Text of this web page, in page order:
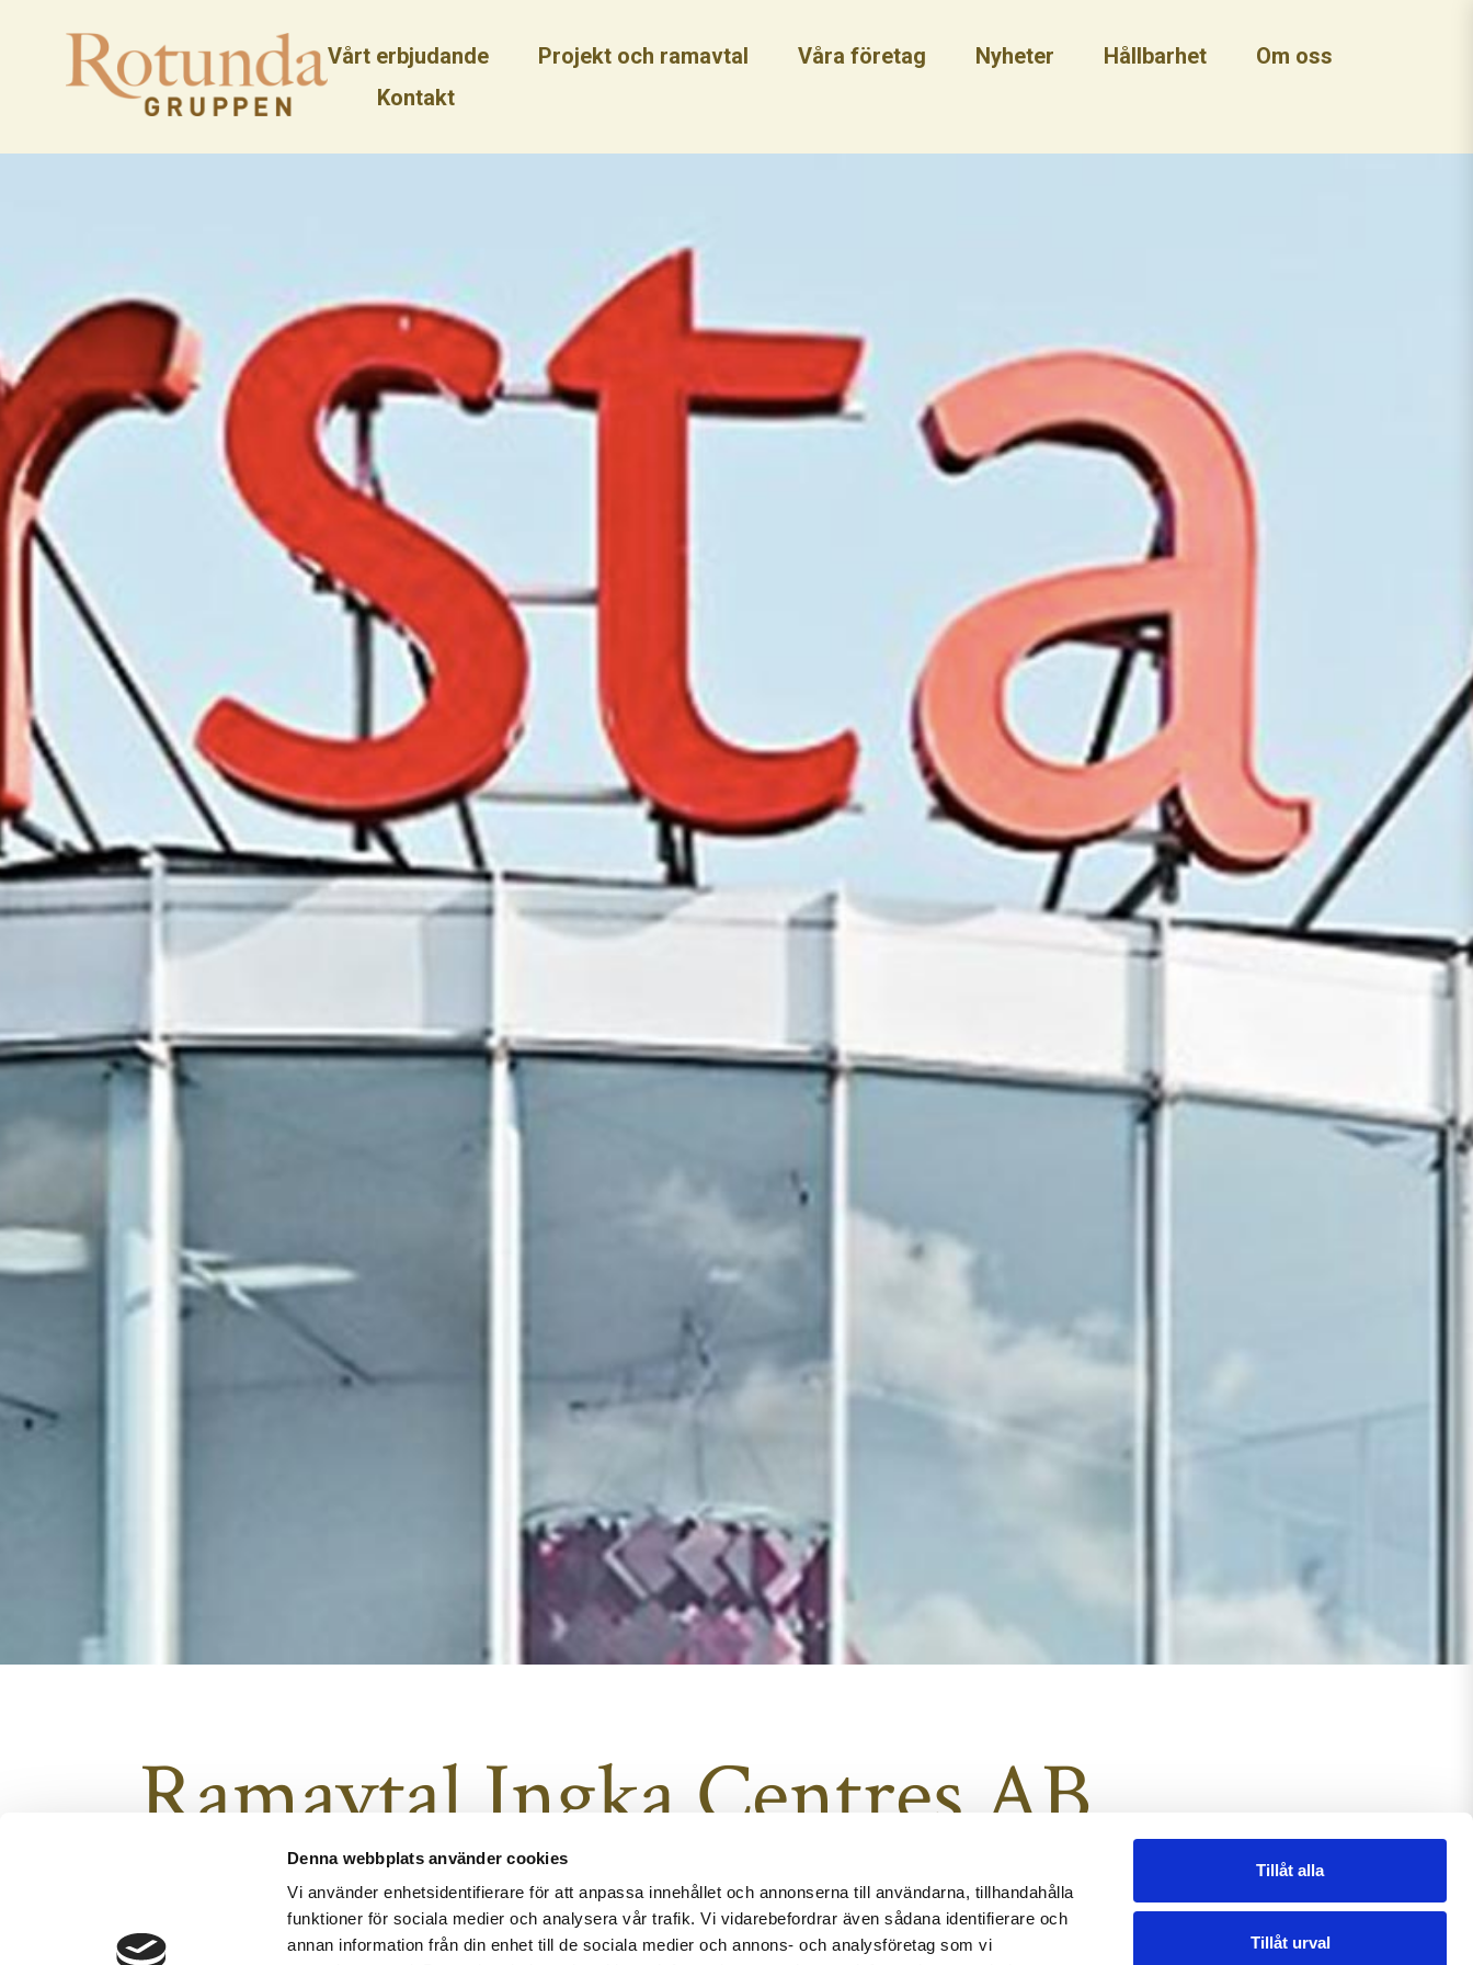
Denna webbplats använder cookies
Vi använder enhetsidentifierare för att anpassa innehållet och annonserna till användarna, tillhandahålla
funktioner för sociala medier och analysera vår trafik. Vi vidarebefordrar även sådana identifierare och
annan information från din enhet till de sociala medier och annons- och analysföretag som vi
Tillåt alla
Tillåt urval
Vårt erbjudande Projekt och ramavtal Våra företag Nyheter Hållbarhet
Om oss
Kontakt
Ramavtal Ingka Centres AB
Sundsvalls Byggarna